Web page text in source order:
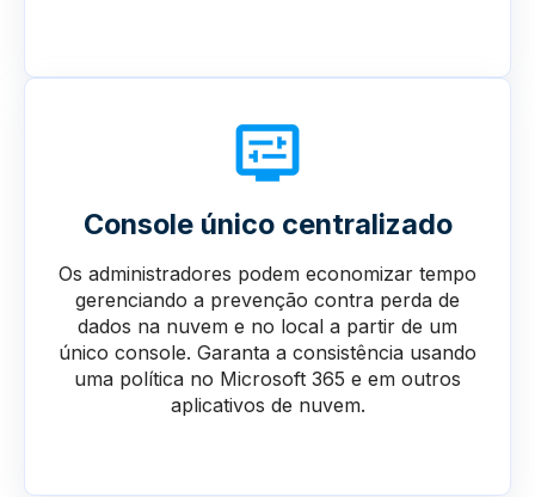
Console único centralizado
Os administradores podem economizar tempo
gerenciando a prevenção contra perda de
dados na nuvem e no local a partir de um
único console. Garanta a consistência usando
uma política no Microsoft 365 e em outros
aplicativos de nuvem.